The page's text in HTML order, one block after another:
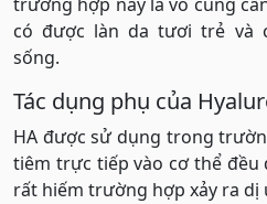
trường hợp này là vô cùng
có được làn da tươi trẻ và
sống.
Tác dụng phụ của
HA được sử dụng trong
tiêm trực tiếp vào cơ thể đều
rất hiếm trường hợp xảy ra dị